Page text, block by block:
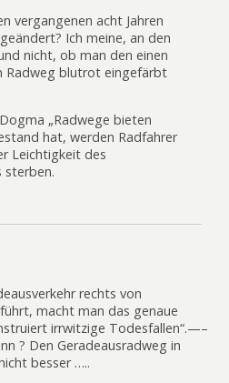
vergangenen acht Jahren
Ich meine, an den
nicht, ob man den einen
Radweg blutrot eingefärbt
„Radwege bieten
hat, werden Radfahrer
Leichtigkeit des
sterben.
rechts von
macht man das genaue
irrwitzige Todesfallen“.—–
? Den Geradeausradweg in
besser …..